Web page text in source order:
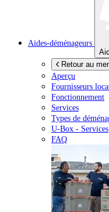
Aides-déménageurs
Retour au
Aperçu
Fournisseurs
Fonctionnement
Services
Types de
U-Box - Services
FAQ